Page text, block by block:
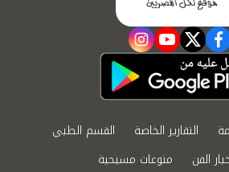
facebook
twitter
youtube
instagram
التقارير الخاصة
القسم الطبي
الفن
منوعات مسيحية